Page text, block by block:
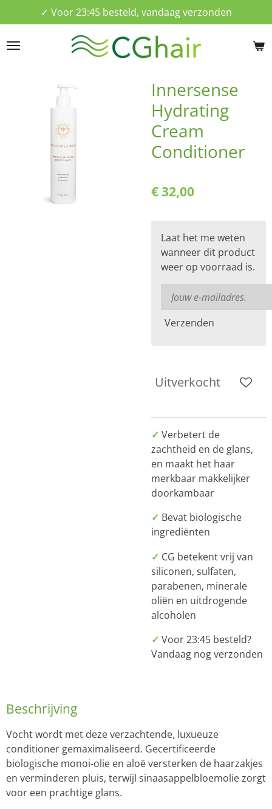
direct
naar
✓ Voor 23:45 besteld, vandaag verzonden
Innersense
Hydrating
Cream
Conditioner
€ 32,00
Laat het me weten
wanneer dit product
weer op voorraad is.
Verzenden
Uitverkocht
✓ Verbetert de
zachtheid en de glans,
en maakt het haar
merkbaar makkelijker
doorkambaar
✓ Bevat biologische
ingrediënten
✓ CG betekent vrij van
siliconen, sulfaten,
parabenen, minerale
oliën en uitdrogende
alcoholen
✓ Voor 23:45 besteld?
Vandaag nog verzonden
Beschrijving
Vocht wordt met deze verzachtende, luxueuze
conditioner gemaximaliseerd. Gecertificeerde
biologische monoi-olie en aloë versterken de haarzakjes
en verminderen pluis, terwijl sinaasappelbloemolie zorgt
voor een prachtige glans.